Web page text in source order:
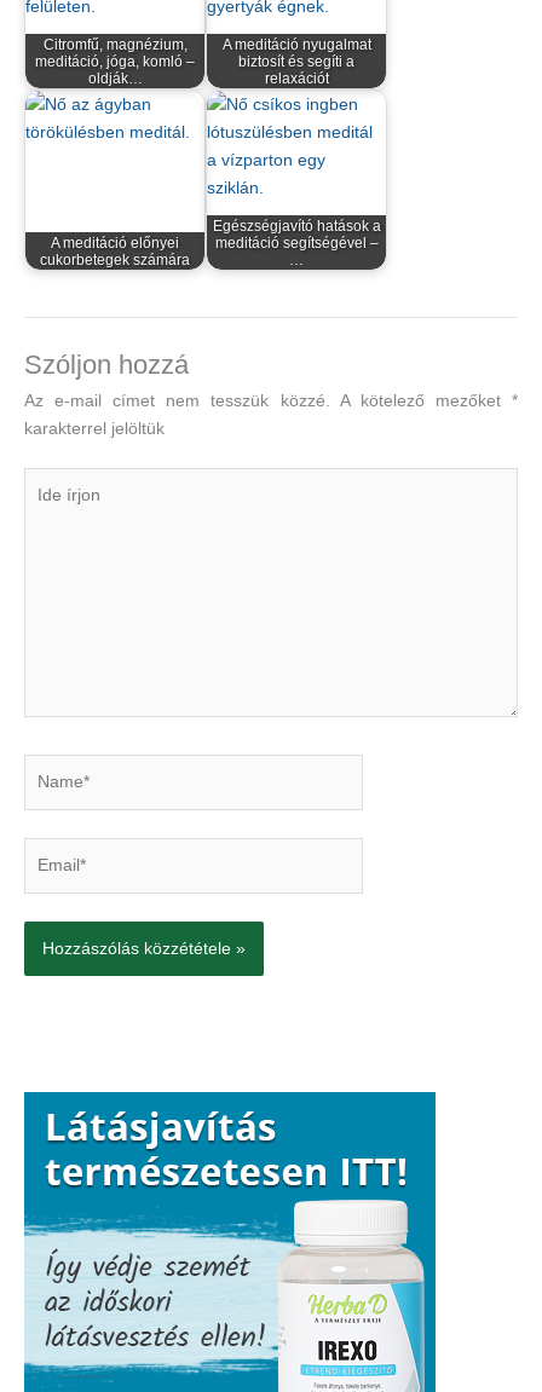
Citromfű, magnézium,
meditáció, jóga, komló –
oldják…
A meditáció nyugalmat
biztosít és segíti a
relaxációt
A meditáció előnyei
cukorbetegek számára
Egészségjavító hatások a
meditáció segítségével –
Szóljon hozzá
Az e-mail címet nem tesszük közzé. A kötelező mezőket*
karakterrel jelöltük